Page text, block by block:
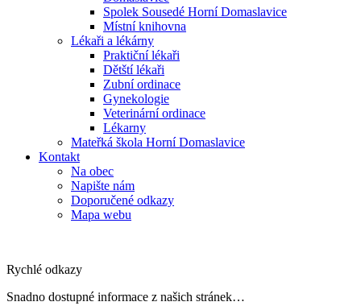
Spolek Sousedé Horní Domaslavice
Místní knihovna
Lékaři a lékárny
Praktiční lékaři
Dětští lékaři
Zubní ordinace
Gynekologie
Veterinární ordinace
Lékarny
Mateřká škola Horní Domaslavice
Kontakt
Na obec
Napište nám
Doporučené odkazy
Mapa webu
Rychlé odkazy
Snadno dostupné informace z našich stránek…